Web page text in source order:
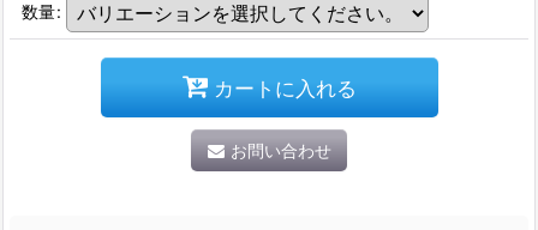
数量:
カートに入れる
お問い合わせ